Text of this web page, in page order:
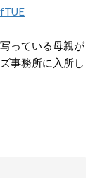
っている母親が
事務所に入所し